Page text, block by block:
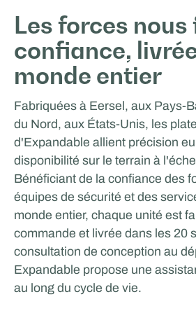
Les forces nous
confiance,
monde entier
Fabriquées à Eersel, aux Pays-
du Nord, aux États-Unis, les
d'Expandable allient précision
disponibilité sur le terrain à
Bénéficiant de la confiance des
équipes de sécurité et des
monde entier, chaque unité est
commande et livrée dans les 20
consultation de conception au
Expandable propose une
au long du cycle de vie.